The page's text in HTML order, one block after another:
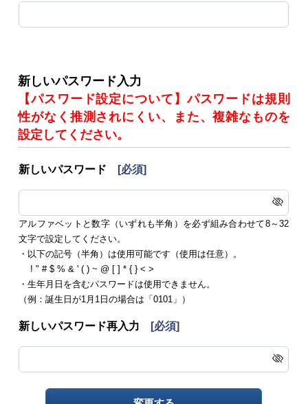
新しいパスワード入力
【パスワード設定について】パスワードは規則
性がなく推測されにくい、また、複雑なものを
設定してください。
新しいパスワード [必須]
アルファベットと数字（いずれも半角）を必ず組み合わせて8～32
文字で設定してください。
・以下の記号（半角）は使用可能です（使用は任意）。
! " # $ % & ' ( ) ~ @ [ ] * { } < >
・生年月日を含むパスワードは使用できません。
（例：誕生日が1月1日の場合は「0101」）
新しいパスワード再入力 [必須]